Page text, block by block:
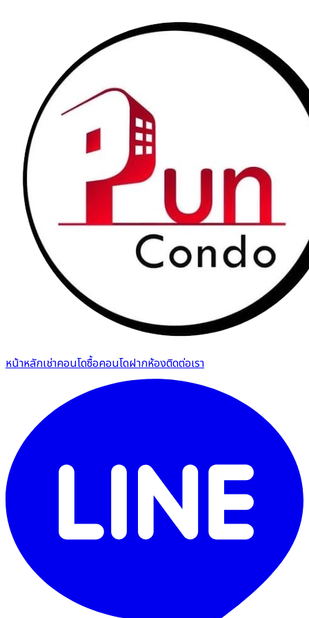
หน้าหลักเช่าคอนโดซื้อคอนโดฝากห้องติดต่อเรา